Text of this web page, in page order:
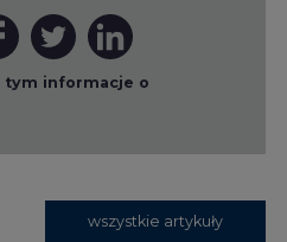
tym informacje o
wszystkie artykuły